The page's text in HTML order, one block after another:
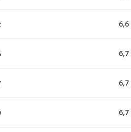
6,6
6,7
6,7
6,7